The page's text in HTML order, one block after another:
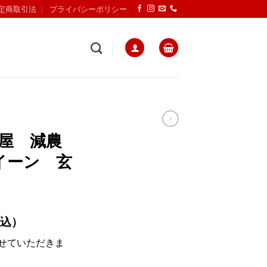
商取引法 プライバシーポリシー
屋 減農
ーン 玄
）
ていただきま